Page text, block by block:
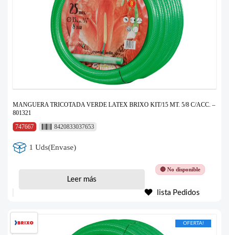
MANGUERA TRICOTADA VERDE LATEX BRIXO KIT/15 MT. 5/8 C/ACC. –
801321
747667
8420833037653
1 Uds(Envase)
🔴 No disponible
Leer más
lista Pedidos
OFERTA!